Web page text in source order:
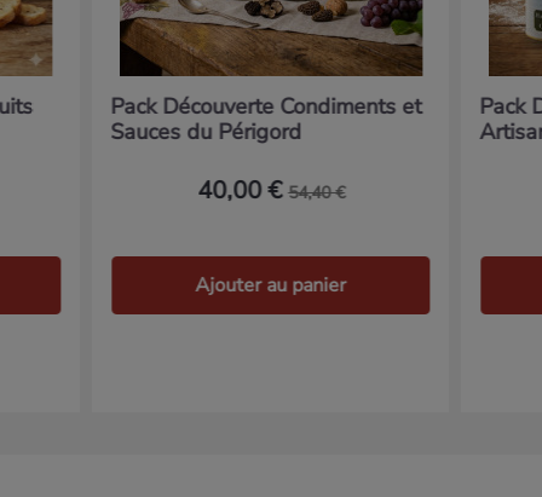
Pack Découverte Condiments et
Sauces du Périgord
40,00 € 54,40 €
Ajouter au panier
Pack